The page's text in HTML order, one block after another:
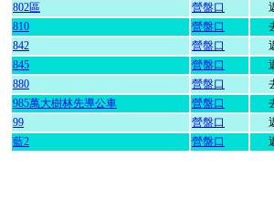
802區
營盤口
810
營盤口
842
營盤口
845
營盤口
880
營盤口
985萬大樹林先導公車
營盤口
99
營盤口
藍2
營盤口